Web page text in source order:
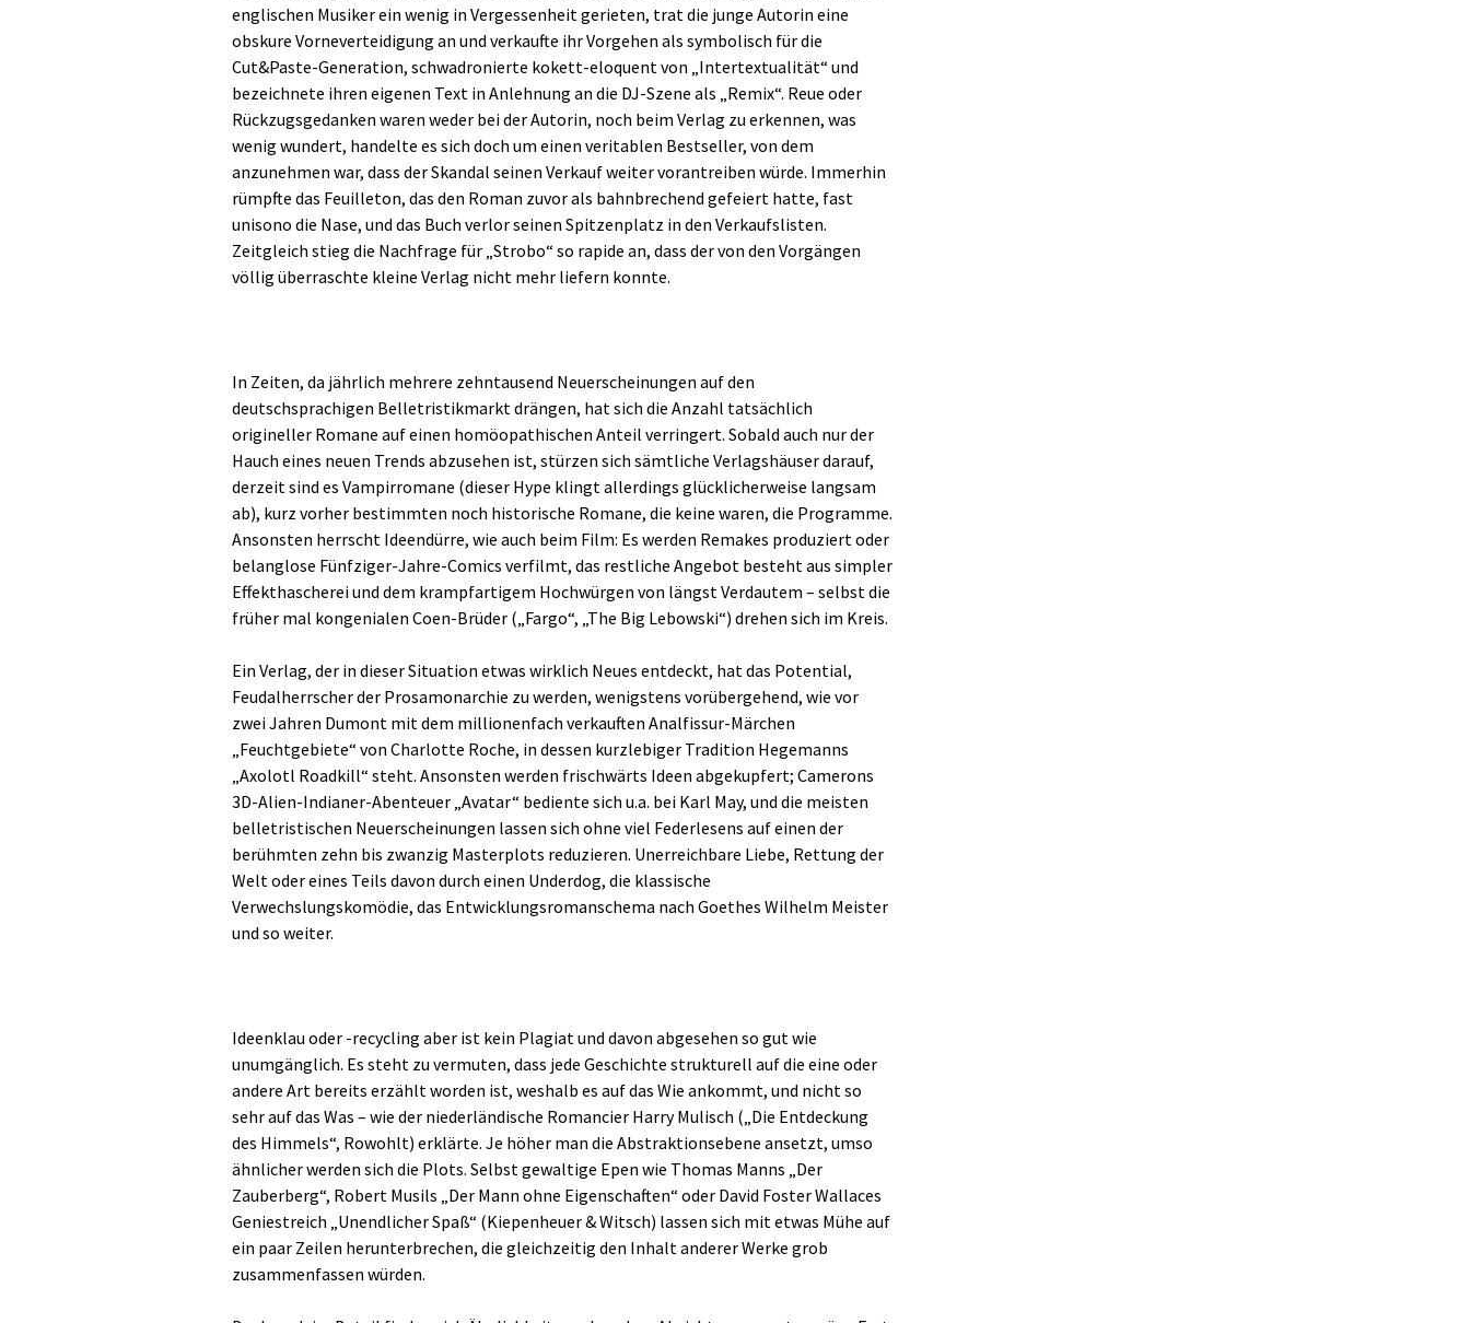
englischen Musiker ein wenig in Vergessenheit gerieten, trat die junge Autorin eine
obskure Vorneverteidigung an und verkaufte ihr Vorgehen als symbolisch für die
Cut&Paste-Generation, schwadronierte kokett-eloquent von „Intertextualität“ und
bezeichnete ihren eigenen Text in Anlehnung an die DJ-Szene als „Remix“. Reue oder
Rückzugsgedanken waren weder bei der Autorin, noch beim Verlag zu erkennen, was
wenig wundert, handelte es sich doch um einen veritablen Bestseller, von dem
anzunehmen war, dass der Skandal seinen Verkauf weiter vorantreiben würde. Immerhin
rümpfte das Feuilleton, das den Roman zuvor als bahnbrechend gefeiert hatte, fast
unisono die Nase, und das Buch verlor seinen Spitzenplatz in den Verkaufslisten.
Zeitgleich stieg die Nachfrage für „Strobo“ so rapide an, dass der von den Vorgängen
völlig überraschte kleine Verlag nicht mehr liefern konnte.
In Zeiten, da jährlich mehrere zehntausend Neuerscheinungen auf den
deutschsprachigen Belletristikmarkt drängen, hat sich die Anzahl tatsächlich
origineller Romane auf einen homöopathischen Anteil verringert. Sobald auch nur der
Hauch eines neuen Trends abzusehen ist, stürzen sich sämtliche Verlagshäuser darauf,
derzeit sind es Vampirromane (dieser Hype klingt allerdings glücklicherweise langsam
ab), kurz vorher bestimmten noch historische Romane, die keine waren, die Programme.
Ansonsten herrscht Ideendürre, wie auch beim Film: Es werden Remakes produziert oder
belanglose Fünfziger-Jahre-Comics verfilmt, das restliche Angebot besteht aus simpler
Effekthascherei und dem krampfartigem Hochwürgen von längst Verdautem – selbst die
früher mal kongenialen Coen-Brüder („Fargo“, „The Big Lebowski“) drehen sich im Kreis.
Ein Verlag, der in dieser Situation etwas wirklich Neues entdeckt, hat das Potential,
Feudalherrscher der Prosamonarchie zu werden, wenigstens vorübergehend, wie vor
zwei Jahren Dumont mit dem millionenfach verkauften Analfissur-Märchen
„Feuchtgebiete“ von Charlotte Roche, in dessen kurzlebiger Tradition Hegemanns
„Axolotl Roadkill“ steht. Ansonsten werden frischwärts Ideen abgekupfert; Camerons
3D-Alien-Indianer-Abenteuer „Avatar“ bediente sich u.a. bei Karl May, und die meisten
belletristischen Neuerscheinungen lassen sich ohne viel Federlesens auf einen der
berühmten zehn bis zwanzig Masterplots reduzieren. Unerreichbare Liebe, Rettung der
Welt oder eines Teils davon durch einen Underdog, die klassische
Verwechslungskomödie, das Entwicklungsromanschema nach Goethes Wilhelm Meister
und so weiter.
Ideenklau oder -recycling aber ist kein Plagiat und davon abgesehen so gut wie
unumgänglich. Es steht zu vermuten, dass jede Geschichte strukturell auf die eine oder
andere Art bereits erzählt worden ist, weshalb es auf das Wie ankommt, und nicht so
sehr auf das Was – wie der niederländische Romancier Harry Mulisch („Die Entdeckung
des Himmels“, Rowohlt) erklärte. Je höher man die Abstraktionsebene ansetzt, umso
ähnlicher werden sich die Plots. Selbst gewaltige Epen wie Thomas Manns „Der
Zauberberg“, Robert Musils „Der Mann ohne Eigenschaften“ oder David Foster Wallaces
Geniestreich „Unendlicher Spaß“ (Kiepenheuer & Witsch) lassen sich mit etwas Mühe auf
ein paar Zeilen herunterbrechen, die gleichzeitig den Inhalt anderer Werke grob
zusammenfassen würden.